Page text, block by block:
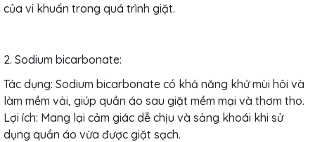
của vi khuẩn trong quá trình giặt.
2. Sodium bicarbonate:
Tác dụng: Sodium bicarbonate có khả năng khử mùi hôi và
làm mềm vải, giúp quần áo sau giặt mềm mại và thơm tho.
Lợi ích: Mang lại cảm giác dễ chịu và sảng khoái khi sử
dụng quần áo vừa được giặt sạch.